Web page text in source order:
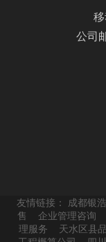
4. 工作细心
公司
友情链接： 成都银
售
企业管理咨询
理服务
天水区县